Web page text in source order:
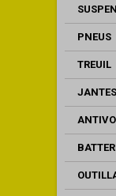
PNEUS
TREUIL
JANTES